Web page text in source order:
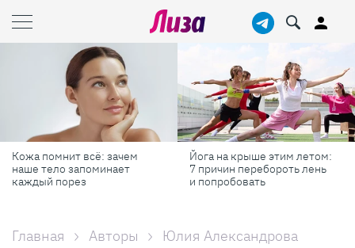
Йога на крыше этим летом:
7 причин перебороть лень
и попробовать
Готовь как шеф-повар: 6
профессиональных
секретов, которые помогут
Главная Авторы Юлия Александрова